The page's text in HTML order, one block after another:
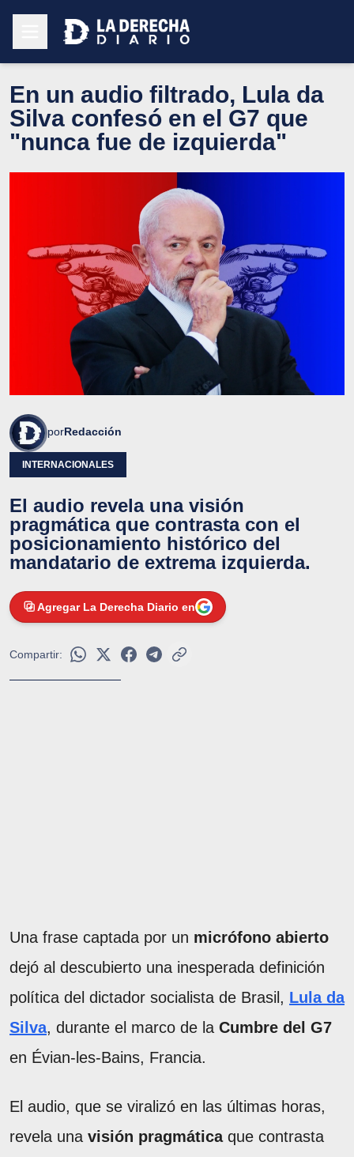
En un audio filtrado, Lula da
Silva confesó en el G7 que
"nunca fue de izquierda"
porRedacción
INTERNACIONALES
El audio revela una visión
pragmática que contrasta con el
posicionamiento histórico del
mandatario de extrema izquierda.
Agregar La Derecha Diario en
Compartir:
Una frase captada por un micrófono abierto
dejó al descubierto una inesperada definición
política del dictador socialista de Brasil, Lula da
Silva, durante el marco de la Cumbre del G7
en Évian-les-Bains, Francia.
El audio, que se viralizó en las últimas horas,
revela una visión pragmáticaque contrasta